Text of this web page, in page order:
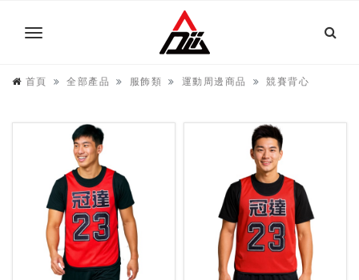
首頁 全部產品 服飾類 運動周邊商品 競賽背心